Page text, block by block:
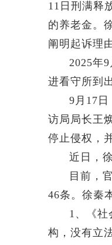
11日刑满释
的养老金。
阐明起诉理
2025年
进看守所到
9月17
访局局长王
停止侵权，
近日，
目前，
46条。徐秦
1、《社
构，没有立